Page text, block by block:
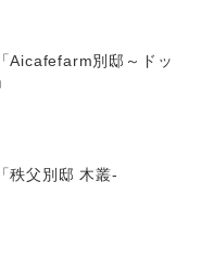
Aicafefarm別邸～ドッ
秩父別邸 木叢-